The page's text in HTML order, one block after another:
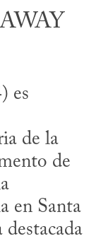
es
de la
de
en Santa